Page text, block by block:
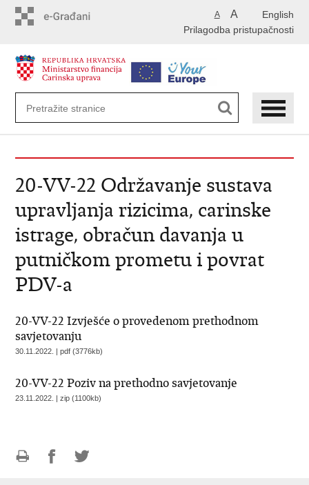
English
A A
Prilagodba pristupačnosti
20-VV-22 Održavanje sustava
upravljanja rizicima, carinske
istrage, obračun davanja u
putničkom prometu i povrat
PDV-a
20-VV-22 Izvješće o provedenom prethodnom
savjetovanju
30.11.2022. | pdf (3776kb)
20-VV-22 Poziv na prethodno savjetovanje
23.11.2022. | zip (1100kb)